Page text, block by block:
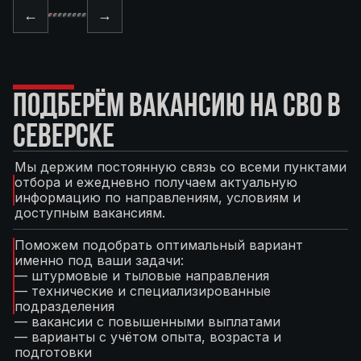
← →
ПОДБЕРЁМ ВАКАНСИЮ НА СВО В
СЕВЕРСКЕ
Мы держим постоянную связь со всеми пунктами
отбора и ежедневно получаем актуальную
информацию по направлениям, условиям и
доступным вакансиям.
Поможем подобрать оптимальный вариант
именно под ваши задачи:
— штурмовые и тыловые направления
— технические и специализированные
подразделения
— вакансии с повышенными выплатами
— варианты с учётом опыта, возраста и
подготовки